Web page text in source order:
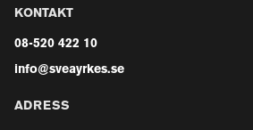
KONTAKT
08-520 422 10
info@sveayrkes.se
ADRESS